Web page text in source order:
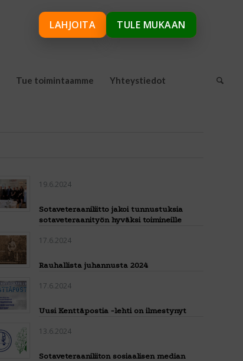
Tue toimintaamme Yhteystiedot
19.6.2024
Sotaveteraaniliitto jakoi tunnustuksia
sotaveteraanityön hyväksi toimineille
17.6.2024
Rauhallista juhannusta 2024
17.6.2024
Uusi Kenttäpostia -lehti on ilmestynyt
13.6.2024
Sotaveteraaniliiton sosiaalisen median
LAHJOITA TULE MUKAAN